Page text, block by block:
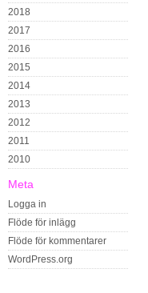
2018
2017
2016
2015
2014
2013
2012
2011
2010
Meta
Logga in
Flöde för inlägg
Flöde för kommentarer
WordPress.org